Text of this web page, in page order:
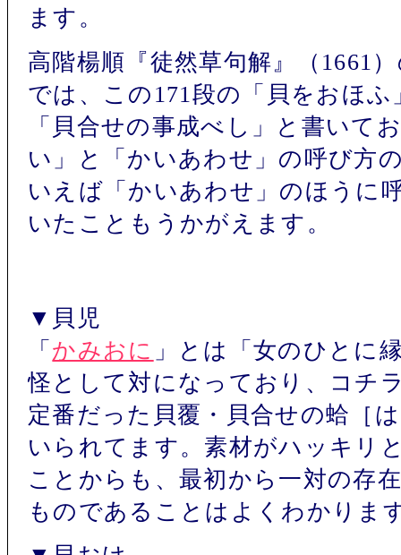
ます。
高階楊順『徒然草句解』（1661
では、この171段の「貝をおほ
「貝合せの事成べし」と書いて
い」と「かいあわせ」の呼び方
いえば「かいあわせ」のほうに
いたこともうかがえます。
▼貝児
「 かみおに 」とは「女のひとに
怪として対になっており、コチ
定番だった貝覆・貝合せの蛤［
いられてます。素材がハッキリ
ことからも、最初から一対の存
ものであることはよくわかりま